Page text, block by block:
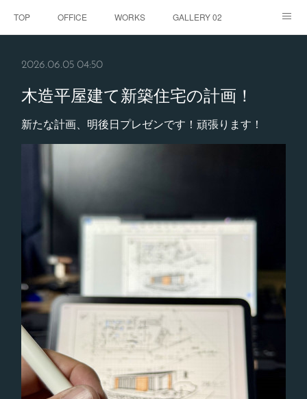
TOP OFFICE WORKS GALLERY 02
2026.06.05 04:50
木造平屋建て新築住宅の計画！
新たな計画、明後日プレゼンです！頑張ります！